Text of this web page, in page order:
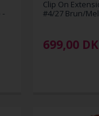
Clip On
699,00